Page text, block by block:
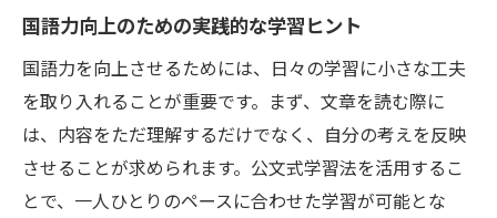
国語力向上のための実践的な学習ヒント
国語力を向上させるためには、日々の学習に小さな工夫
を取り入れることが重要です。まず、文章を読む際に
は、内容をただ理解するだけでなく、自分の考えを反映
させることが求められます。公文式学習法を活用するこ
とで、一人ひとりのペースに合わせた学習が可能とな